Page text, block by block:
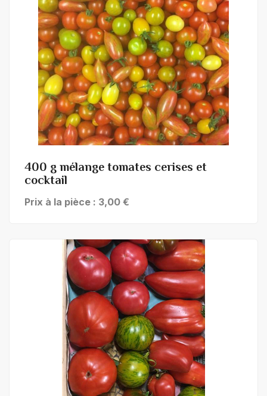
400 g mélange tomates cerises et
cocktail
Prix à la pièce : 3,00 €
+ de détails
+ de détails